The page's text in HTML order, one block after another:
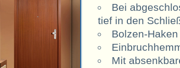
Bei
tief in den
Bolzen-
Mit